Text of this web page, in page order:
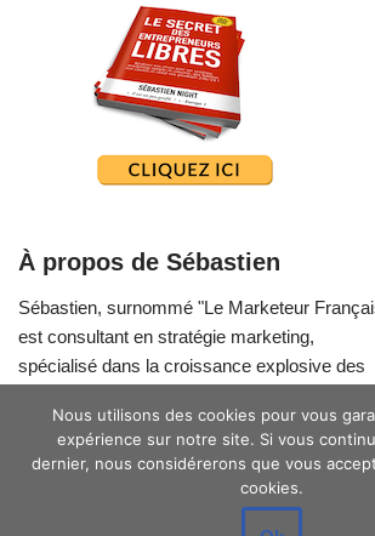
À propos de Sébastien
Sébastien, surnommé "Le Marketeur
est consultant en stratégie marketing,
spécialisé dans la croissance explosive des
Nous utilisons des cookies pour vous
expérience sur notre site. Si vous
dernier, nous considérerons que vous
cookies.